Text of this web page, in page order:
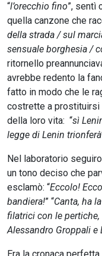
“l’orecchio fino”, sentì
quella canzone che
della strada / sul
sensuale borghesia /
ritornello
avrebbe redento la
fatto in modo che le
costrette a prostituirsi
della loro vita: “sì
legge di Lenin
Nel laboratorio
un tono deciso che
esclamò: “Eccolo!
bandiera!” “Canta, ha
filatrici con le
Alessandro Groppali e